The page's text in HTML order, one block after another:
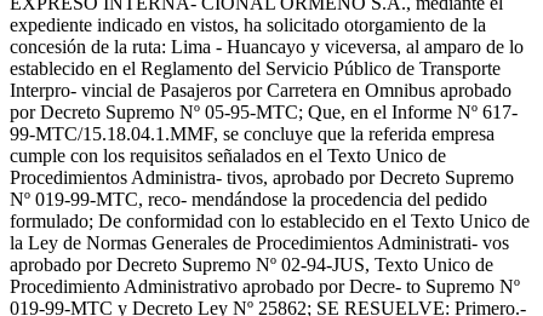
expediente indicado en vistos, ha solicitado otorgamiento de la
concesión de la ruta: Lima - Huancayo y viceversa, al amparo de lo
establecido en el Reglamento del Servicio Público de Transporte
Interpro- vincial de Pasajeros por Carretera en Omnibus aprobado
por Decreto Supremo Nº 05-95-MTC; Que, en el Informe Nº 617-
99-MTC/15.18.04.1.MMF, se concluye que la referida empresa
cumple con los requisitos señalados en el Texto Unico de
Procedimientos Administra- tivos, aprobado por Decreto Supremo
Nº 019-99-MTC, reco- mendándose la procedencia del pedido
formulado; De conformidad con lo establecido en el Texto Unico de
la Ley de Normas Generales de Procedimientos Administrati- vos
aprobado por Decreto Supremo Nº 02-94-JUS, Texto Unico de
Procedimiento Administrativo aprobado por Decre- to Supremo Nº
019-99-MTC y Decreto Ley Nº 25862; SE RESUELVE: Primero.-